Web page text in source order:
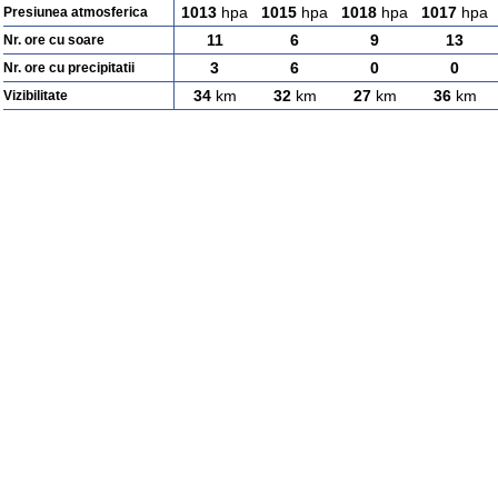
Presiunea atmosferica 1013 hpa 1015 hpa 1018 hpa 1017 hpa
Nr. ore cu soare 11 6 9 13
Nr. ore cu precipitatii 3 6 0 0
Vizibilitate 34km 32km 27km 36km